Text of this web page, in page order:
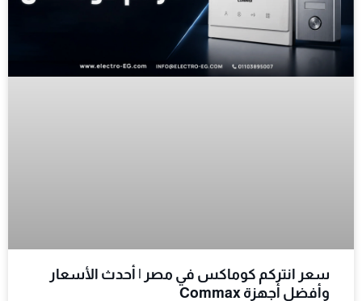
سعر انتركم كوماكس في مصر | أحدث الأسعار
وأفضل أجهزة Commax